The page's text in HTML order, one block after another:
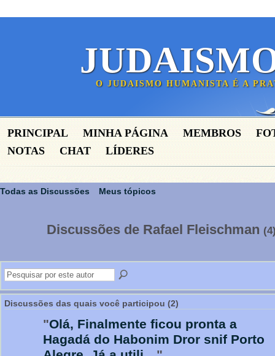
O JUDAISMO HUMANISTA É A
PRINCIPAL MINHA PÁGINA MEMBROS
NOTAS
CHAT LÍDERES
Todas as Discussões Meus tópicos
Discussões de Rafael Fleischman
Discussões das quais você participou (2)
"Olá, Finalmente ficou pronta a
Hagadá do Habonim Dror snif Porto